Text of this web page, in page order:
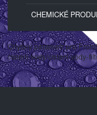
CHEMICKÉ
Chybný parametr pro
cisteni-vody/cisteni-vody-